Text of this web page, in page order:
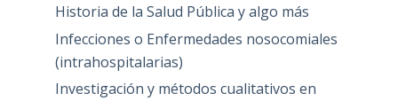
Historia de la Salud Pública y algo más
Infecciones o Enfermedades nosocomiales
(intrahospitalarias)
Investigación y métodos cualitativos en